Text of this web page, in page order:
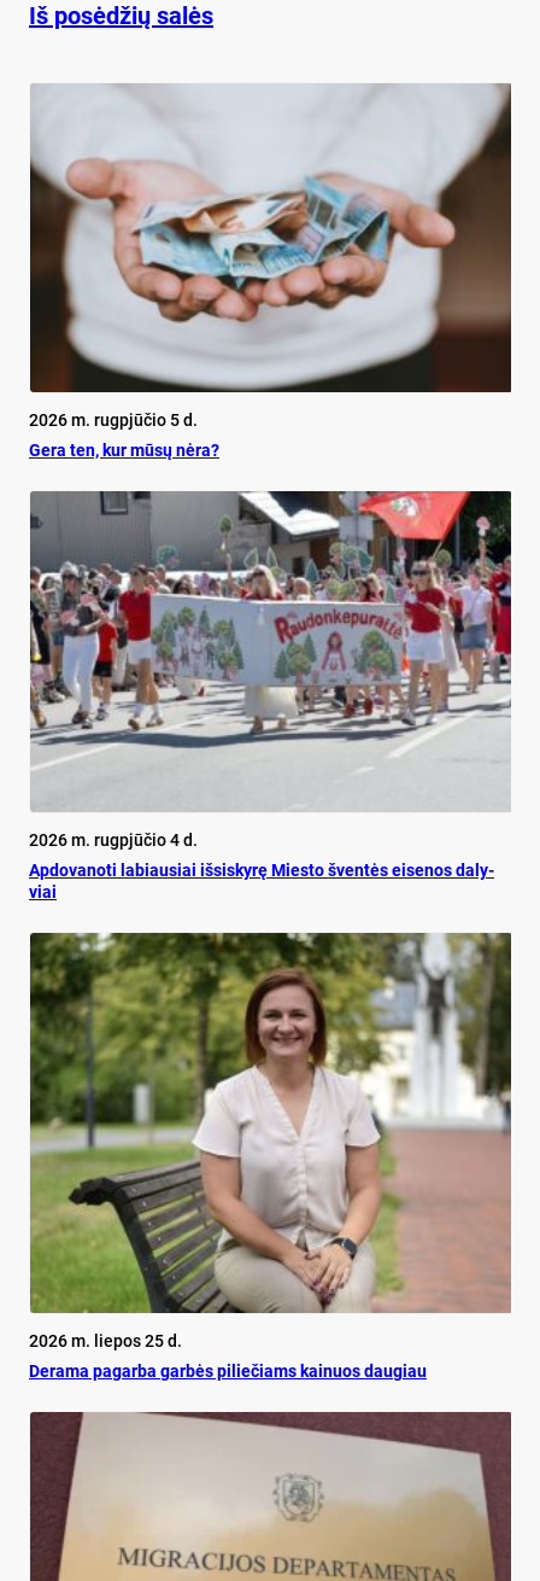
Iš posėdžių salės
2026 m. rugpjūčio 5 d.
Ge­ra ten, kur mū­sų nė­ra?
2026 m. rugpjūčio 4 d.
Ap­do­va­no­ti la­biau­siai iš­si­sky­rę Mies­to šven­tės ei­se­nos da­ly­
viai
2026 m. liepos 25 d.
De­ra­ma pa­gar­ba gar­bės pi­lie­čiams kai­nuos dau­giau